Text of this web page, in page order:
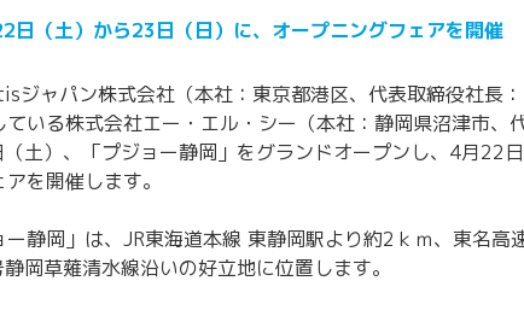
日（土）から23日（日）に、オープニングフェアを開催
ジャパン株式会社（本社：東京都港区、代表取締役社⻑
ている株式会社エー・エル・シー（本社：静岡県沼津市
土）、「プジョー静岡」をグランドオープンし、4月22
を開催します。
ー静岡」は、JR東海道本線 東静岡駅より約2ｋｍ、東名
岡草薙清水線沿いの好立地に位置します。